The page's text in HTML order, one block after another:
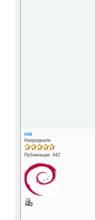
nix
Напреднали
Публикации: 442